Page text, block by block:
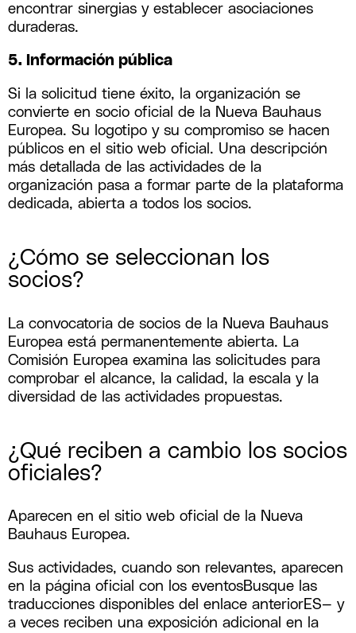
encontrar sinergias y establecer asociaciones
duraderas.
5. Información pública
Si la solicitud tiene éxito, la organización se
convierte en socio oficial de la Nueva Bauhaus
Europea. Su logotipo y su compromiso se hacen
públicos en el sitio web oficial. Una descripción
más detallada de las actividades de la
organización pasa a formar parte de la plataforma
dedicada, abierta a todos los socios.
¿Cómo se seleccionan los
socios?
La convocatoria de socios de la Nueva Bauhaus
Europea está permanentemente abierta. La
Comisión Europea examina las solicitudes para
comprobar el alcance, la calidad, la escala y la
diversidad de las actividades propuestas.
¿Qué reciben a cambio los socios
oficiales?
Aparecen en el sitio web oficial de la Nueva
Bauhaus Europea.
Sus actividades, cuando son relevantes, aparecen
en la página oficial con los eventosBusque las
traducciones disponibles del enlace anteriorES— y
a veces reciben una exposición adicional en la